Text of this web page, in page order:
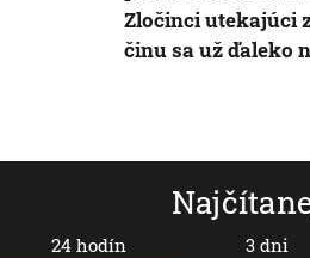
24 hodín 3 dni
Zločinci utekajúci
činu sa už ďaleko